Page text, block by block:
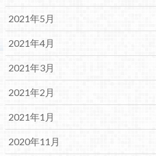
2021年5月
2021年4月
2021年3月
2021年2月
2021年1月
2020年11月